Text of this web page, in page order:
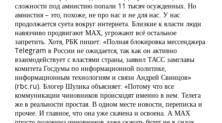
сложности под амнистию попали 11 тысяч осужденных. Но
амнистия – это, похоже, не про нас и не для нас. У нас
продолжается суета вокруг интернета. Близкие к власти люди
навязчиво продвигают МАХ, угрожают всё остальное
запретить. Хотя, РБК пишет: «Полная блокировка мессенджера
Telegram в России не ожидается, так как он активно
взаимодействует с властями страны, заявил ТАСС замглавы
комитета Госдумы по информационной политике,
информационным технологиям и связи Андрей Свинцов»
(rbc.ru). Блогер Шулика объясняет: «Потому что все
коммуникации чиновников происходят именно в нем. Телега
же в реальности простая. В одном месте новости, переписка и
прочее. И главное, что она уже скачена и освоена. А МАХ